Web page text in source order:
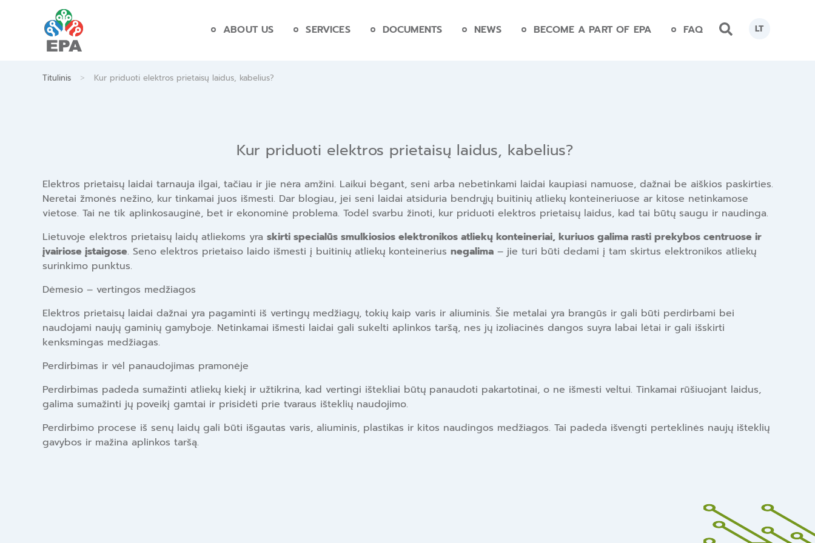
ABOUT US SERVICES DOCUMENTS NEWS BECOME A PART OF EPA FAQ LT
Titulinis > Kur priduoti elektros prietaisų laidus, kabelius?
Kur priduoti elektros prietaisų laidus, kabelius?
Elektros prietaisų laidai tarnauja ilgai, tačiau ir jie nėra amžini. Laikui bėgant, seni arba nebetinkami laidai kaupiasi namuose, dažnai be aiškios paskirties.
Neretai žmonės nežino, kur tinkamai juos išmesti. Dar blogiau, jei seni laidai atsiduria bendrųjų buitinių atliekų konteineriuose ar kitose netinkamose
vietose. Tai ne tik aplinkosauginė, bet ir ekonominė problema. Todėl svarbu žinoti, kur priduoti elektros prietaisų laidus, kad tai būtų saugu ir naudinga.
Lietuvoje elektros prietaisų laidų atliekoms yra skirti specialūs smulkiosios elektronikos atliekų konteineriai, kuriuos galima rasti prekybos centruose ir
įvairiose įstaigose. Seno elektros prietaiso laido išmesti į buitinių atliekų konteinerius negalima– jie turi būti dedami į tam skirtus elektronikos atliekų
surinkimo punktus.
Dėmesio – vertingos medžiagos
Elektros prietaisų laidai dažnai yra pagaminti iš vertingų medžiagų, tokių kaip varis ir aliuminis. Šie metalai yra brangūs ir gali būti perdirbami bei
naudojami naujų gaminių gamyboje. Netinkamai išmesti laidai gali sukelti aplinkos taršą, nes jų izoliacinės dangos suyra labai lėtai ir gali išskirti
kenksmingas medžiagas.
Perdirbimas ir vėl panaudojimas pramonėje
Perdirbimas padeda sumažinti atliekų kiekį ir užtikrina, kad vertingi ištekliai būtų panaudoti pakartotinai, o ne išmesti veltui. Tinkamai rūšiuojant laidus,
galima sumažinti jų poveikį gamtai ir prisidėti prie tvaraus išteklių naudojimo.
Perdirbimo procese iš senų laidų gali būti išgautas varis, aliuminis, plastikas ir kitos naudingos medžiagos. Tai padeda išvengti perteklinės naujų išteklių
gavybos ir mažina aplinkos taršą.